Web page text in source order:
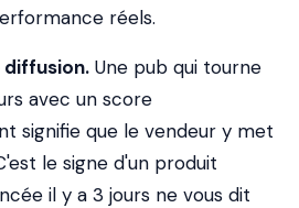
réels.
diffusion. Une pub qui tourne
avec un score
signifie que le vendeur y met
le signe d'un produit
il y a 3 jours ne vous dit